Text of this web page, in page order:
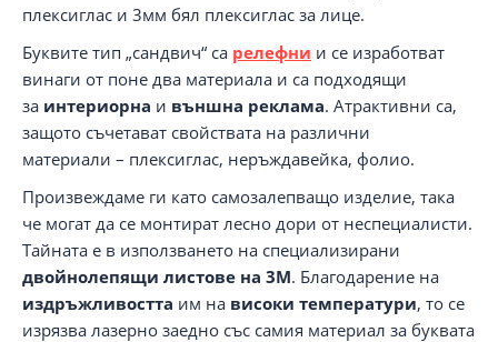
плексиглас и 3мм бял плексиглас за лице.
Буквите тип „сандвич“ са релефни и се изработват
винаги от поне два материала и са подходящи
за интериорна и външна реклама. Атрактивни са,
защото съчетават свойствата на различни
материали – плексиглас, неръждавейка, фолио.
Произвеждаме ги като самозалепващо изделие, така
че могат да се монтират лесно дори от неспециалисти.
Тайната е в използването на специализирани
двойнолепящи листове на 3M. Благодарение на
издръжливостта им на високи температури, то се
изрязва лазерно заедно със самия материал за буквата